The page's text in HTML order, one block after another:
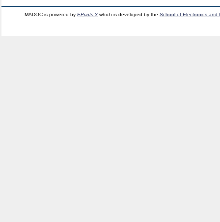
MADOC is powered byEPrints 3 which is developed by theSchool of Electronics and